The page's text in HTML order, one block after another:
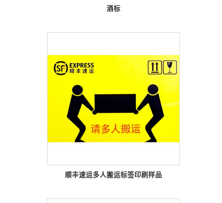
酒标
顺丰速运多人搬运标签印刷样品